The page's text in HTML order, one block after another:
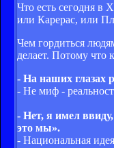
Что есть сегодня в
или Карерас, или
Чем гордиться
делает. Потому что
- На наших глазах
- Не миф -
- Нет, я имел
это мы».
- Национальная